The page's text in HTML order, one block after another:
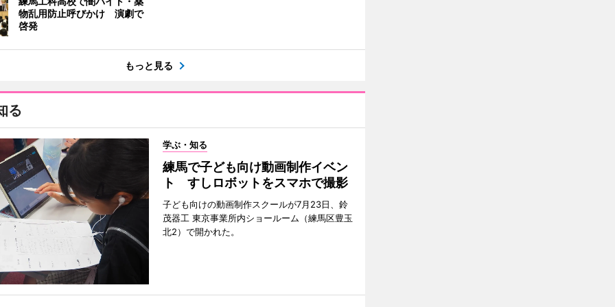
物乱用防止呼びかけ 演劇で
啓発
もっと見る
る
学ぶ・知る
練馬で子ども向け動画制作イベン
ト すしロボットをスマホで撮影
子ども向けの動画制作スクールが7月23日、鈴
茂器工 東京事業所内ショールーム（練馬区豊玉
北2）で開かれた。